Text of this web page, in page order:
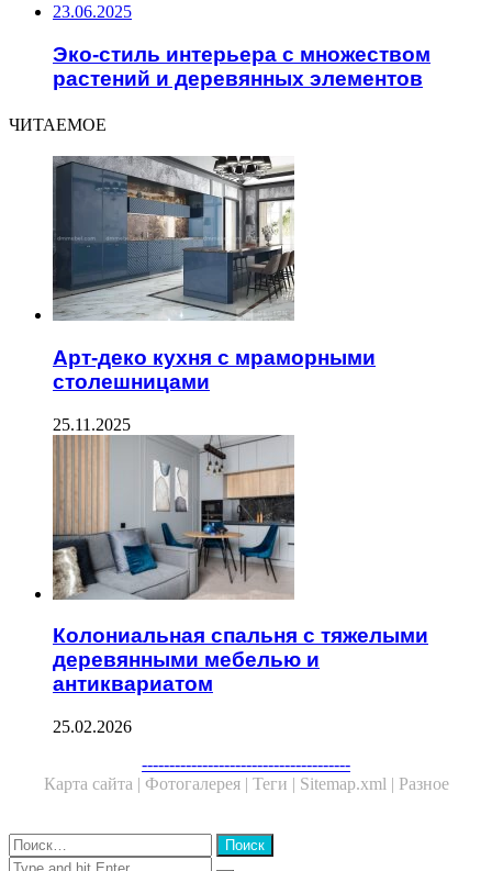
23.06.2025
Эко-стиль интерьера с множеством
растений и деревянных элементов
ЧИТАЕМОЕ
Арт-деко кухня с мраморными
столешницами
25.11.2025
Колониальная спальня с тяжелыми
деревянными мебелью и
антиквариатом
25.02.2026
--------------------------------------
Карта сайта | Фотогалерея | Теги | Sitemap.xml | Разное
Close
Найти:
Close